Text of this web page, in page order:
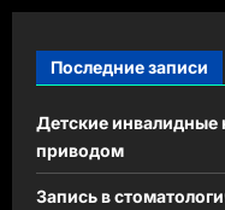
Последние записи
Детские инвалидные
приводом
Запись в